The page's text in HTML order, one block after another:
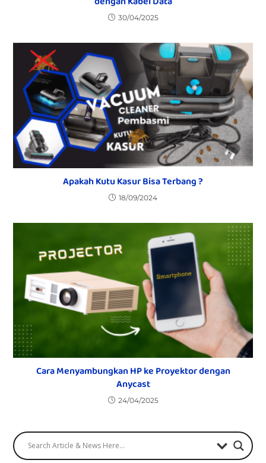
30/04/2025
Apakah Kutu Kasur Bisa Terbang ?
18/09/2024
Cara Menyambungkan HP ke Proyektor dengan
Anycast
24/04/2025